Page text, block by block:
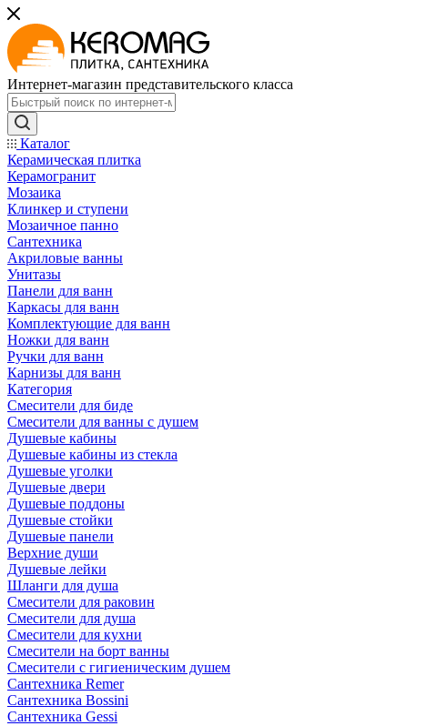
Интернет-магазин представительского класса
Каталог
Керамическая плитка
Керамогранит
Мозаика
Клинкер и ступени
Мозаичное панно
Сантехника
Акриловые ванны
Унитазы
Панели для ванн
Каркасы для ванн
Комплектующие для ванн
Ножки для ванн
Ручки для ванн
Карнизы для ванн
Категория
Смесители для биде
Смесители для ванны с душем
Душевые кабины
Душевые кабины из стекла
Душевые уголки
Душевые двери
Душевые поддоны
Душевые стойки
Душевые панели
Верхние души
Душевые лейки
Шланги для душа
Смесители для раковин
Смесители для душа
Смесители для кухни
Смесители на борт ванны
Смесители с гигиеническим душем
Сантехника Remer
Сантехника Bossini
Сантехника Gessi